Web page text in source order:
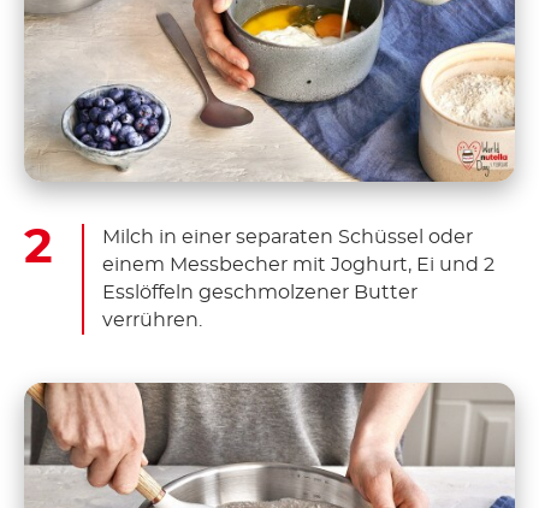
Milch in einer separaten Schüssel oder
einem Messbecher mit Joghurt, Ei und 2
Esslöffeln geschmolzener Butter
verrühren.